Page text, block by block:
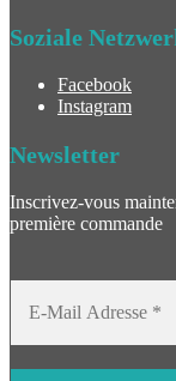
Soziale
Facebook
Instagram
Newsletter
Inscrivez-vous
première commande